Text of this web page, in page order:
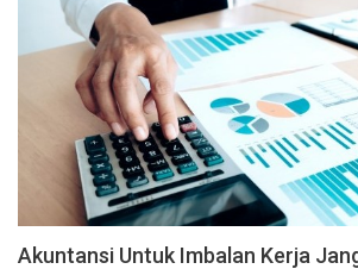
Akuntansi Untuk Imbalan Kerja